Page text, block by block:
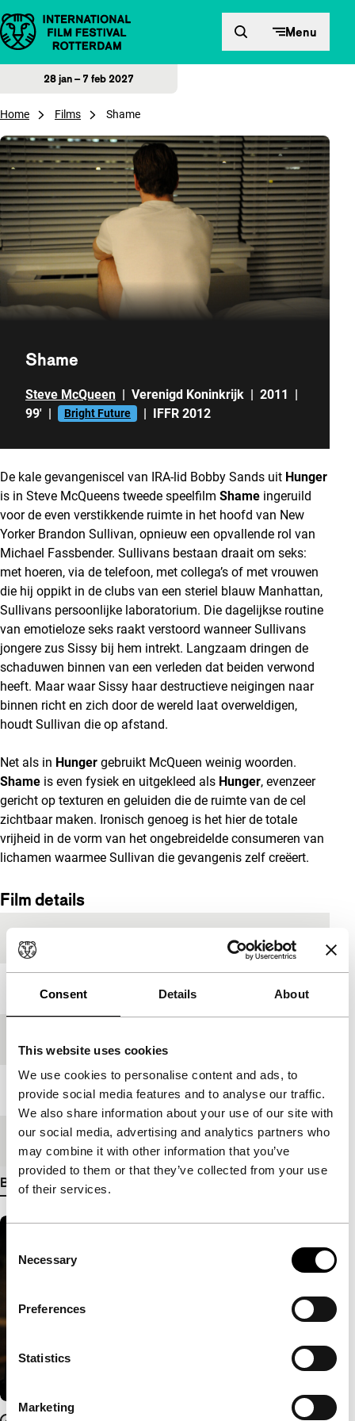
Consent Details About
This website uses cookies
We use cookies to personalise content and ads, to
provide social media features and to analyse our traffic.
We also share information about your use of our site with
our social media, advertising and analytics partners who
may combine it with other information that you’ve
provided to them or that they’ve collected from your use
of their services.
Selection
Necessary
Preferences
Statistics
Marketing
Direct naar inhoud Menu
28 jan – 7 feb 2027
Home Films Shame
Shame
Steve McQueen | Verenigd Koninkrijk | 2011 |
99' | Bright Future | IFFR 2012
De kale gevangeniscel van IRA-lid Bobby Sands uit Hunger
is in Steve McQueens tweede speelfilm Shame ingeruild
voor de even verstikkende ruimte in het hoofd van New
Yorker Brandon Sullivan, opnieuw een opvallende rol van
Michael Fassbender. Sullivans bestaan draait om seks:
met hoeren, via de telefoon, met collega’s of met vrouwen
die hij oppikt in de clubs van een steriel blauw Manhattan,
Sullivans persoonlijke laboratorium. Die dagelijkse routine
van emotieloze seks raakt verstoord wanneer Sullivans
jongere zus Sissy bij hem intrekt. Langzaam dringen de
schaduwen binnen van een verleden dat beiden verwond
heeft. Maar waar Sissy haar destructieve neigingen naar
binnen richt en zich door de wereld laat overweldigen,
houdt Sullivan die op afstand.
Net als in Hunger gebruikt McQueen weinig woorden.
Shame is even fysiek en uitgekleed als Hunger, evenzeer
gericht op texturen en geluiden die de ruimte van de cel
zichtbaar maken. Ironisch genoeg is het hier de totale
vrijheid in de vorm van het ongebreidelde consumeren van
lichamen waarmee Sullivan die gevangenis zelf creëert.
Film details
Productieland
Jaar
Lengte 99'
Medium/FormaatDCP
Bekijk meer details